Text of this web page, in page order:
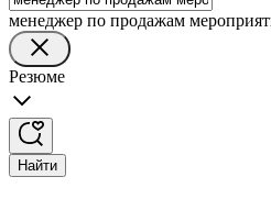
менеджер по продажам
Резюме
Найти